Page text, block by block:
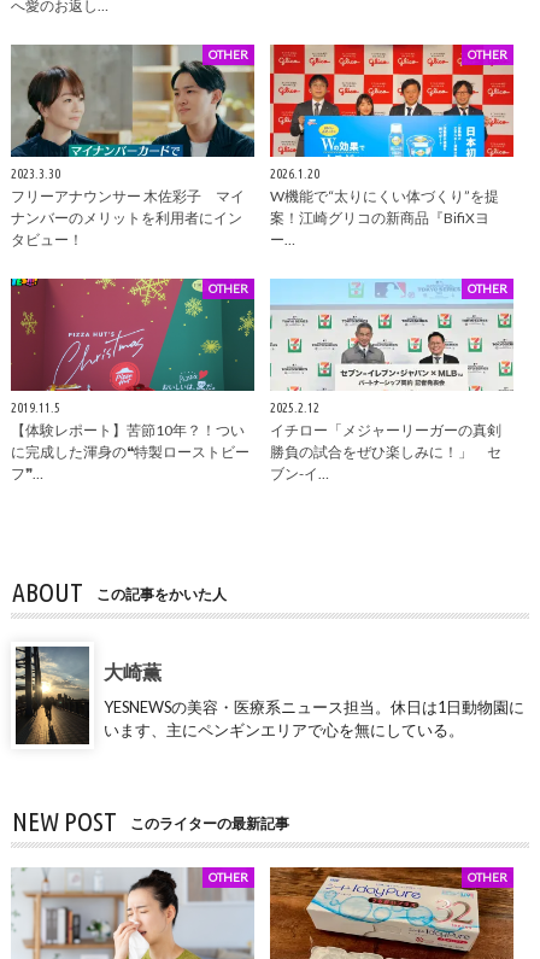
へ愛のお返し…
OTHER
2023.3.30
フリーアナウンサー 木佐彩子 マイ
ナンバーのメリットを利用者にイン
タビュー！
OTHER
2026.1.20
W機能で“太りにくい体づくり”を提
案！江崎グリコの新商品『BifiXヨ
ー…
OTHER
2019.11.5
【体験レポート】苦節10年？！つい
に完成した渾身の❝特製ローストビー
フ❞…
OTHER
2025.2.12
イチロー「メジャーリーガーの真剣
勝負の試合をぜひ楽しみに！」 セ
ブン-イ…
ABOUT この記事をかいた人
大崎薫
YESNEWSの美容・医療系ニュース担当。休日は1日動物園に
います、主にペンギンエリアで心を無にしている。
NEW POST このライターの最新記事
OTHER OTHER